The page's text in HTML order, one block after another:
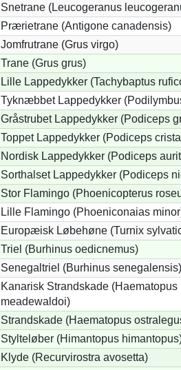
Snetrane (Leucogeranus
Prærietrane (Antigone canadensis)
Jomfrutrane (Grus virgo)
Trane (Grus grus)
Lille Lappedykker (Tachybaptus
Tyknæbbet Lappedykker
Gråstrubet Lappedykker (Podiceps
Toppet Lappedykker (Podiceps
Nordisk Lappedykker (Podiceps
Sorthalset Lappedykker (Podiceps
Stor Flamingo (Phoenicopterus
Lille Flamingo (Phoeniconaias
Europæisk Løbehøne (Turnix
Triel (Burhinus oedicnemus)
Senegaltriel (Burhinus senegalensis)
Kanarisk Strandskade (Haematopus
meadewaldoi)
Strandskade (Haematopus
Stylteløber (Himantopus
Klyde (Recurvirostra avosetta)